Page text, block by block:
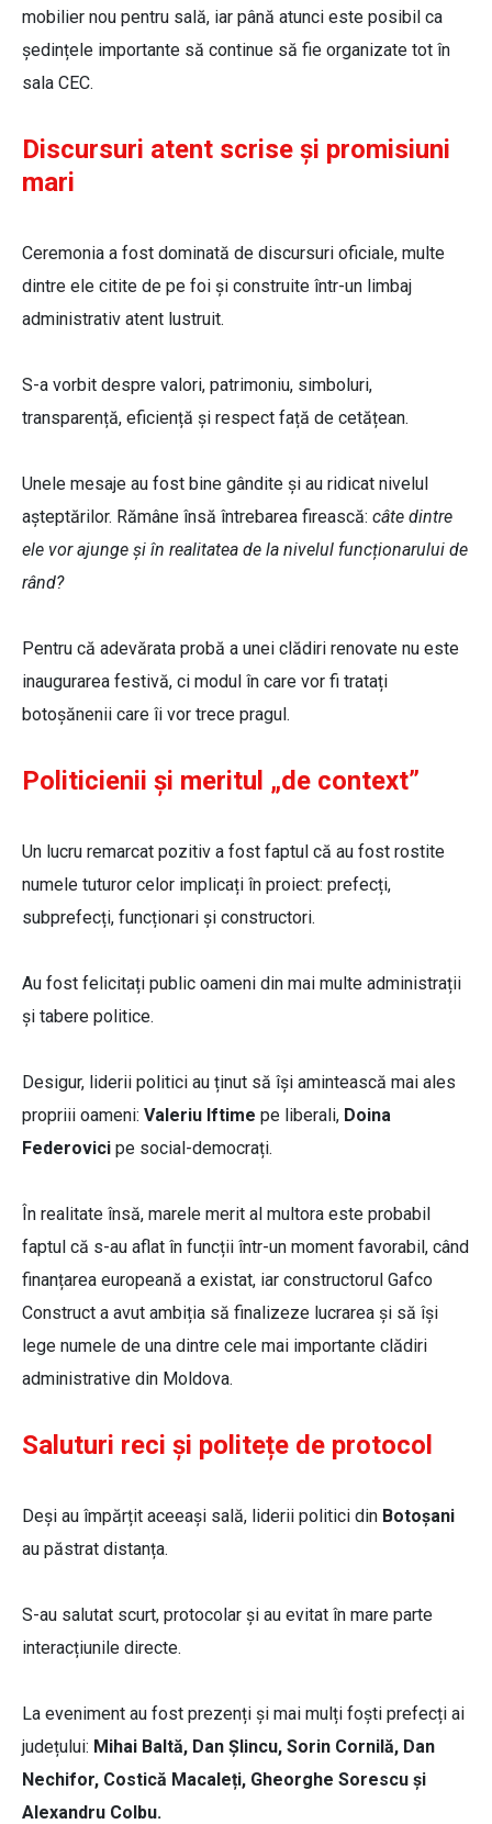
mobilier nou pentru sală, iar până atunci este posibil ca
ședințele importante să continue să fie organizate tot în
sala CEC.
Discursuri atent scrise și promisiuni
mari
Ceremonia a fost dominată de discursuri oficiale, multe
dintre ele citite de pe foi și construite într-un limbaj
administrativ atent lustruit.
S-a vorbit despre valori, patrimoniu, simboluri,
transparență, eficiență și respect față de cetățean.
Unele mesaje au fost bine gândite și au ridicat nivelul
așteptărilor. Rămâne însă întrebarea firească: câte dintre
ele vor ajunge și în realitatea de la nivelul funcționarului de
rând?
Pentru că adevărata probă a unei clădiri renovate nu este
inaugurarea festivă, ci modul în care vor fi tratați
botoșănenii care îi vor trece pragul.
Politicienii și meritul „de context”
Un lucru remarcat pozitiv a fost faptul că au fost rostite
numele tuturor celor implicați în proiect: prefecți,
subprefecți, funcționari și constructori.
Au fost felicitați public oameni din mai multe administrații
și tabere politice.
Desigur, liderii politici au ținut să își amintească mai ales
propriii oameni: Valeriu Iftime pe liberali, Doina
Federovici pe social-democrați.
În realitate însă, marele merit al multora este probabil
faptul că s-au aflat în funcții într-un moment favorabil, când
finanțarea europeană a existat, iar constructorul Gafco
Construct a avut ambiția să finalizeze lucrarea și să își
lege numele de una dintre cele mai importante clădiri
administrative din Moldova.
Saluturi reci și politețe de protocol
Deși au împărțit aceeași sală, liderii politici din Botoșani
au păstrat distanța.
S-au salutat scurt, protocolar și au evitat în mare parte
interacțiunile directe.
La eveniment au fost prezenți și mai mulți foști prefecți ai
județului: Mihai Baltă, Dan Șlincu, Sorin Cornilă, Dan
Nechifor, Costică Macaleți, Gheorghe Sorescu și
Alexandru Colbu.